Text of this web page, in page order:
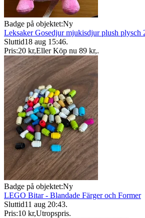
Badge på objektet:Ny
Leksaker Gosedjur mjukisdjur plush plysch
Sluttid18 aug 15:46.
Pris:20 kr,Eller Köp nu 89 kr,.
Badge på objektet:Ny
LEGO Bitar - Blandade Färger och Former
Sluttid11 aug 20:43.
Pris:10 kr,Utropspris.